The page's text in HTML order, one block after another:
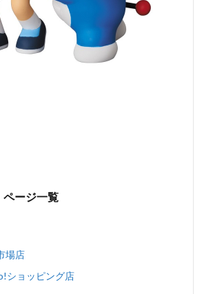
ページ一覧
場店
ショッピング店